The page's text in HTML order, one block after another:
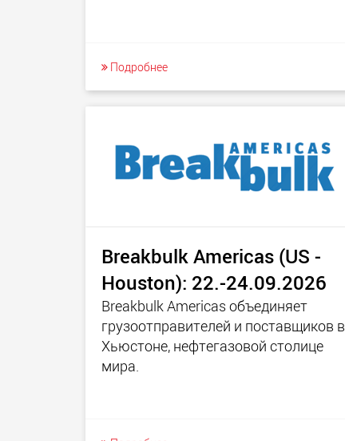
Подробнее
Breakbulk Americas (US -
Houston): 22.-24.09.2026
Breakbulk Americas объединяет
грузоотправителей и поставщиков в
Хьюстоне, нефтегазовой столице
мира.